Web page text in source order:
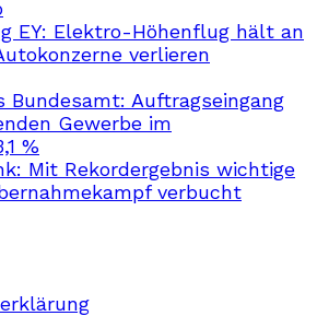
EY: Elektro-Höhenflug hält an
verlieren
Bundesamt: Auftragseingang
Gewerbe im
%
Mit Rekordergebnis wichtige
verbucht